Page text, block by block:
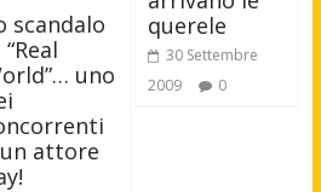
scandalo
uno
attore
querele
30 Settembre
2009
0